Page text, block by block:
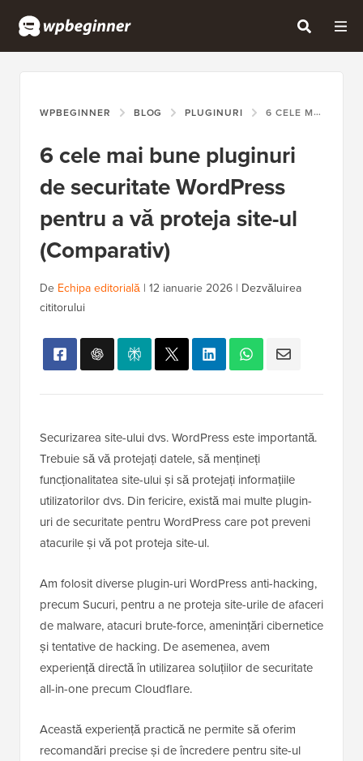
WPBEGINNER BLOG PLUGINURI 6 CELE MAI BUNE PLUGINURI DE SECURITATE WORDPRESS PENTRU A VĂ PROTEJA SITE-UL (COMPARATIV)
6 cele mai bune pluginuri
de securitate WordPress
pentru a vă proteja site-ul
(Comparativ)
De Echipa editorială | 12 ianuarie 2026 | Dezvăluirea
cititorului
Securizarea site-ului dvs. WordPress este importantă.
Trebuie să vă protejați datele, să mențineți
funcționalitatea site-ului și să protejați informațiile
utilizatorilor dvs. Din fericire, există mai multe plugin-
uri de securitate pentru WordPress care pot preveni
atacurile și vă pot proteja site-ul.
Am folosit diverse plugin-uri WordPress anti-hacking,
precum Sucuri, pentru a ne proteja site-urile de afaceri
de malware, atacuri brute-force, amenințări cibernetice
și tentative de hacking. De asemenea, avem
experiență directă în utilizarea soluțiilor de securitate
all-in-one precum Cloudflare.
Această experiență practică ne permite să oferim
recomandări precise și de încredere pentru site-ul